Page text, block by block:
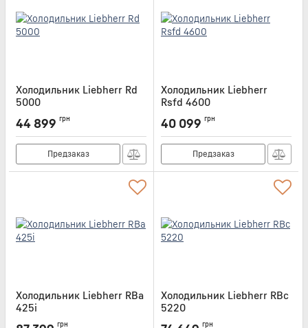
Холодильник Liebherr Rd
5000
RD5000
44 899 грн
Предзаказ
Холодильник Liebherr
Rsfd 4600
RSFD4600
40 099 грн
Предзаказ
Холодильник Liebherr RBa
425i
RBA425I
грн
Холодильник Liebherr RBc
5220
RBC5220
грн